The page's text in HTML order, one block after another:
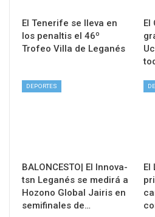
El Tenerife se lleva en
los penaltis el 46º
Trofeo Villa de Leganés
El
DEPORTES
BALONCESTO| El Innova-
tsn Leganés se medirá a
Hozono Global Jairis en
semifinales de…
El